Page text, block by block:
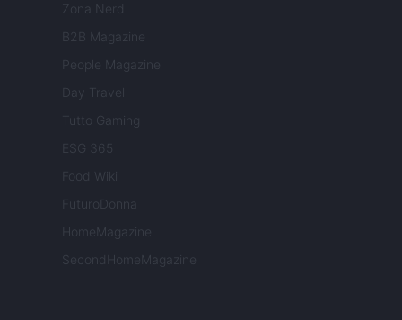
Zona Nerd
B2B Magazine
People Magazine
Day Travel
Tutto Gaming
ESG 365
Food Wiki
FuturoDonna
HomeMagazine
SecondHomeMagazine